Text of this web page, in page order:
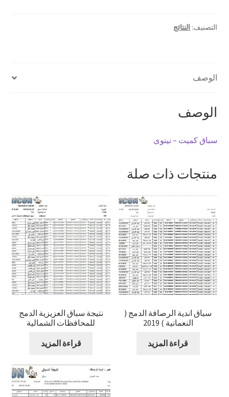
التصنيف: النتائج
الوصف
الوصف
سباق كميت – نينوى
منتجات ذات صلة
نتيجة سباق العزيزية الدمج
للمحافظات الشمالية
قراءة المزيد
سباق اندية الرصافة الدمج (
النعمانية ) 2019
قراءة المزيد